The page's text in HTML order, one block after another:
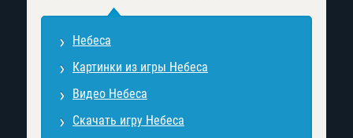
Небеса
Картинки из игры Небеса
Видео Небеса
Скачать игру Небеса